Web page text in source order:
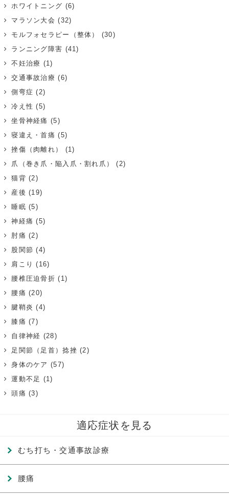
ホワイトニング (6)
マラソン大会 (32)
モルフォセラピー（整体）
(30)
ランニング障害 (41)
不妊治療 (1)
交通事故治療 (6)
側弯症 (2)
冷え性 (5)
坐骨神経痛 (5)
寝違え・首痛 (5)
挫傷（肉離れ）
(1)
爪（巻き爪・陥入爪・割れ爪）
(2)
猫背 (2)
産後 (19)
睡眠 (5)
神経痛 (5)
肘痛 (2)
股関節 (4)
肩こり (16)
腰椎圧迫骨折 (1)
腰痛 (20)
腱鞘炎 (4)
膝痛 (7)
自律神経 (28)
足関節（足首）捻挫 (2)
身体のケア (57)
運動不足 (1)
頭痛 (3)
適応症状を見る
むち打ち・交通事故診療
腰痛